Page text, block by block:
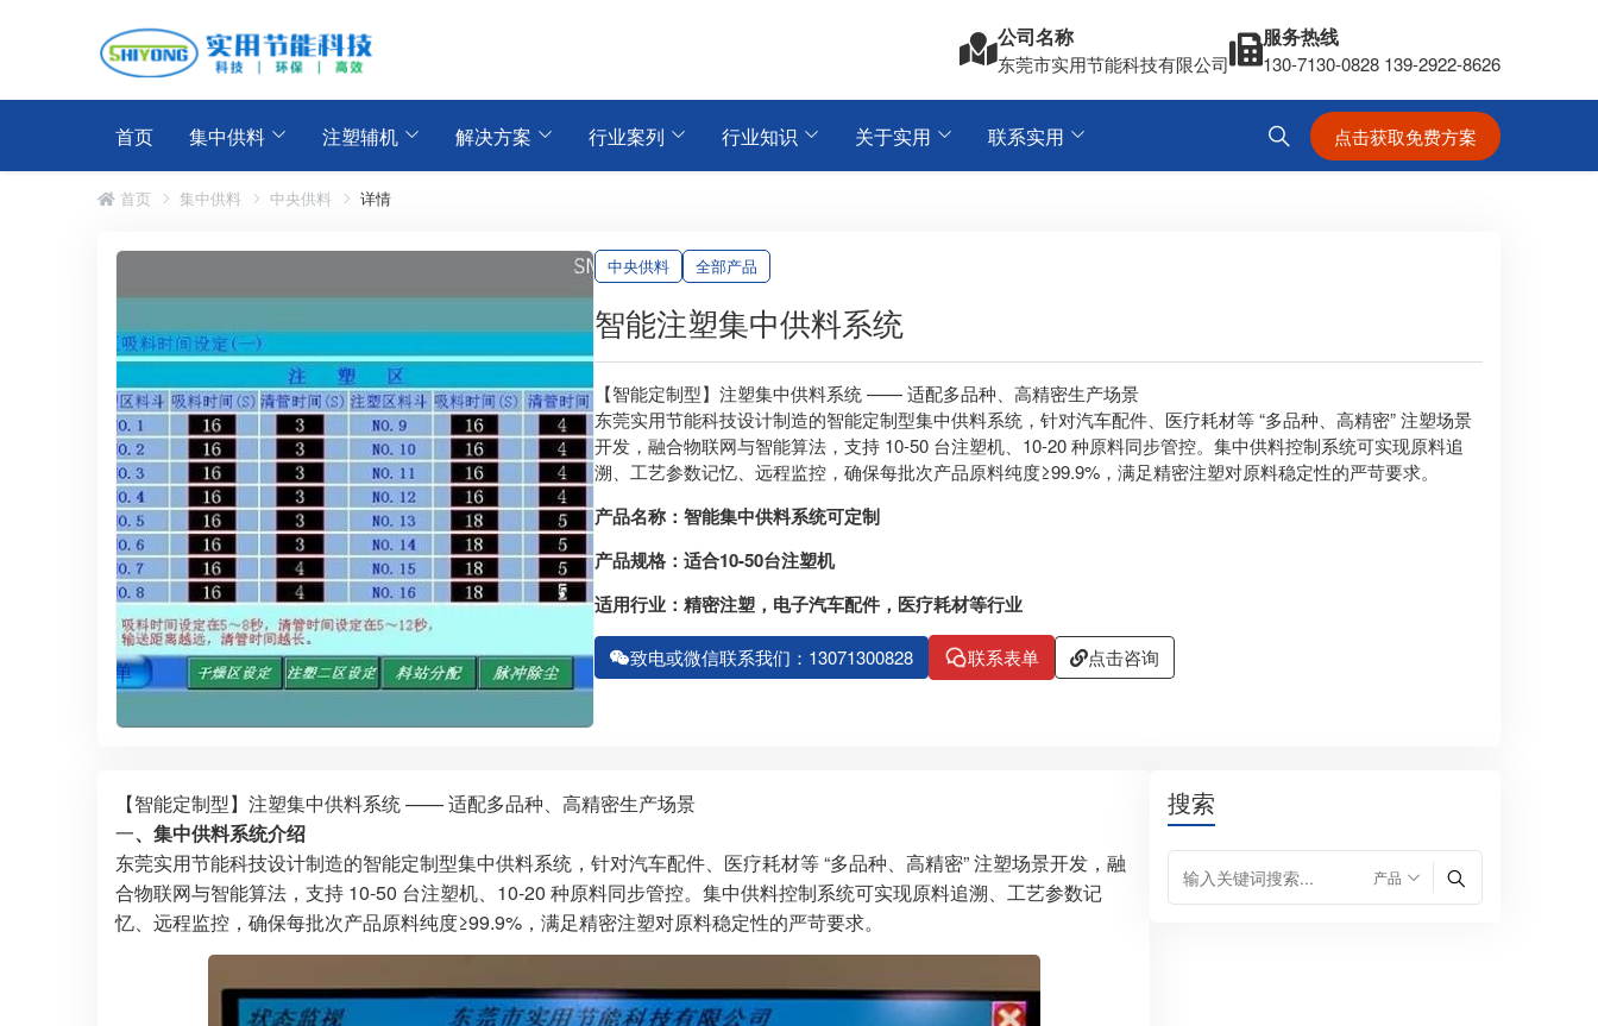
公司名称
东莞市实用节能科技有限公司
服务热线
130-7130-0828 139-2922-8626
首页 集中供料 注塑辅机 解决方案 行业案列 行业知识 关于实用 联系实用 点击获取免费方案
首页 集中供料 中央供料 详情
中央供料 全部产品
智能注塑集中供料系统
【智能定制型】注塑集中供料系统 —— 适配多品种、高精密生产场景
东莞实用节能科技设计制造的智能定制型集中供料系统，针对汽车配件、医疗耗材等 “多品种、高精密” 注塑场景
开发，融合物联网与智能算法，支持 10-50 台注塑机、10-20 种原料同步管控。集中供料控制系统可实现原料追
溯、工艺参数记忆、远程监控，确保每批次产品原料纯度≥99.9%，满足精密注塑对原料稳定性的严苛要求。
产品名称：智能集中供料系统可定制
产品规格：适合10-50台注塑机
适用行业：精密注塑，电子汽车配件，医疗耗材等行业
致电或微信联系我们：13071300828 联系表单 点击咨询
搜索
【智能定制型】注塑集中供料系统 —— 适配多品种、高精密生产场景
一、集中供料系统介绍
东莞实用节能科技设计制造的智能定制型集中供料系统，针对汽车配件、医疗耗材等 “多品种、高精密” 注塑场景开发，融
合物联网与智能算法，支持 10-50 台注塑机、10-20 种原料同步管控。集中供料控制系统可实现原料追溯、工艺参数记
忆、远程监控，确保每批次产品原料纯度≥99.9%，满足精密注塑对原料稳定性的严苛要求。